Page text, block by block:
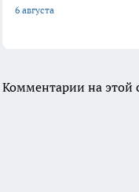
6 августа
Комментарии на этой